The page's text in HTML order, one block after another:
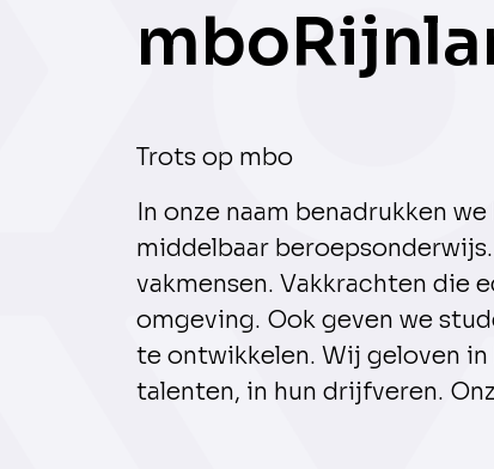
Trots op mbo
In onze naam benadrukken
middelbaar
vakmensen. Vakkrachten die
omgeving. Ook geven we
te ontwikkelen. Wij geloven
talenten, in hun drijfveren.